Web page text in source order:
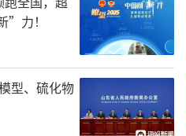
黄永炜荣获“2024中国
”力！
型、硫化物